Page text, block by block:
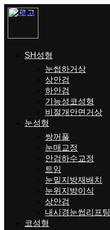
SH성형
눈썹하거상
상안검
하안검
기능성코성형
비절개안면거상
눈성형
쌍꺼풀
눈매교정
안검하수교정
트임
눈밑지방재배치
눈위지방이식
상안검
내시경눈썹리프팅
코성형